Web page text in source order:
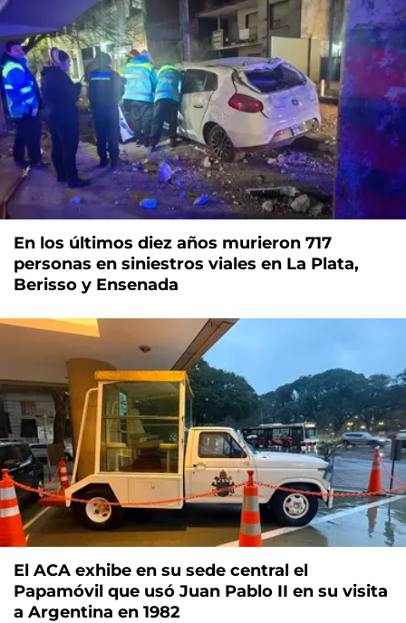
En los últimos diez años murieron 717
personas en siniestros viales en La Plata,
Berisso y Ensenada
El ACA exhibe en su sede central el
Papamóvil que usó Juan Pablo II en su visita
a Argentina en 1982